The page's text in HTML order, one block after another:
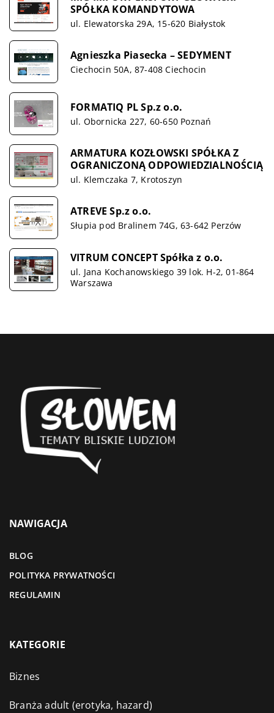
SPÓŁKA KOMANDYTOWA
ul. Elewatorska 29A, 15-620 Białystok
Agnieszka Piasecka – SEDYMENT
Ciechocin 50A, 87-408 Ciechocin
FORMATIQ PL Sp.z o.o.
ul. Obornicka 227, 60-650 Poznań
ARMATURA KOZŁOWSKI SPÓŁKA Z
OGRANICZONĄ ODPOWIEDZIALNOŚCIĄ
ul. Klemczaka 7, Krotoszyn
ATREVE Sp.z o.o.
Słupia pod Bralinem 74G, 63-642 Perzów
VITRUM CONCEPT Spółka z o.o.
ul. Jana Kochanowskiego 39 lok. H-2, 01-864
Warszawa
NAWIGACJA
BLOG
POLITYKA PRYWATNOŚCI
REGULAMIN
KATEGORIE
Biznes
Branża adult (erotyka, hazard)